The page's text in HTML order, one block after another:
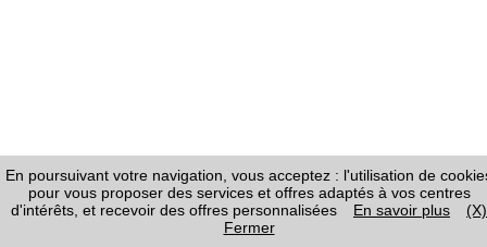
En poursuivant votre navigation, vous acceptez : l'utilisation de
pour vous proposer des services et offres adaptés à vos centres
d'intérêts, et recevoir des offres personnalisées
En savoir plus
(X)
Fermer